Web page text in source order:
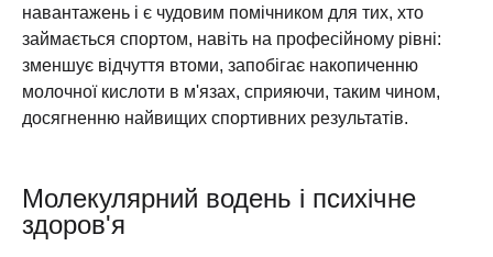
навантажень і є чудовим помічником для тих, хто
займається спортом, навіть на професійному рівні:
зменшує відчуття втоми, запобігає накопиченню
молочної кислоти в м'язах, сприяючи, таким чином,
досягненню найвищих спортивних результатів.
Молекулярний водень і психічне
здоров'я